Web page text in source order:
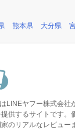
熊本県 大分県
LINEヤフー株式会社
供するサイトです。
のリアルなレビュー